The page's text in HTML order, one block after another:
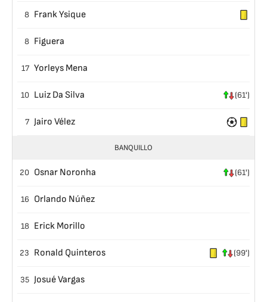
8 Frank Ysique
8 Figuera
17 Yorleys Mena
10 Luiz Da Silva (61')
7 Jairo Vélez
BANQUILLO
20 Osnar Noronha (61')
16 Orlando Núñez
18 Erick Morillo
23 Ronald Quinteros (99')
35 Josué Vargas